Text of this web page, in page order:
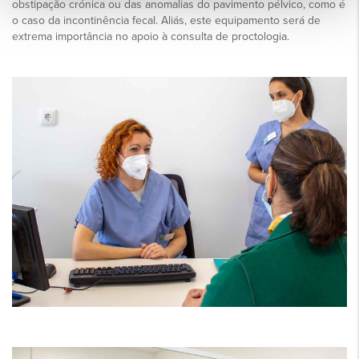
obstipação crónica ou das anomalias do pavimento pélvico, como é
o caso da incontinência fecal. Aliás, este equipamento será de
extrema importância no apoio à consulta de proctologia.